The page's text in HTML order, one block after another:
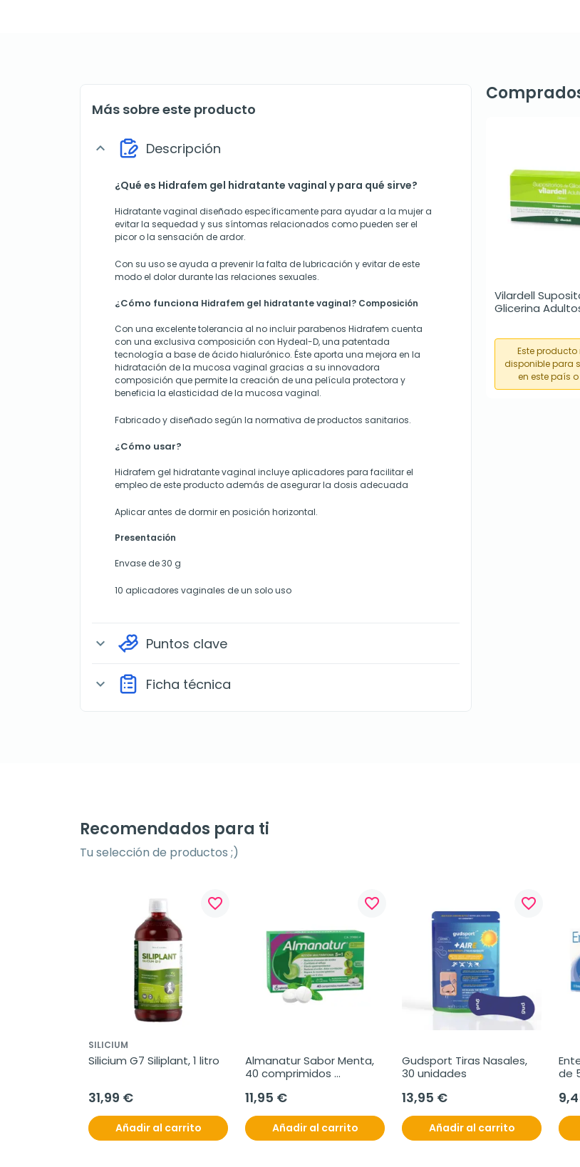
Más sobre este producto
expand_more Descripción
¿Qué es Hidrafem gel hidratante vaginal y para qué sirve?
Hidratante vaginal diseñado específicamente para ayudar a la mujer a
evitar la sequedad y sus síntomas relacionados como pueden ser el
picor o la sensación de ardor.
Con su uso se ayuda a prevenir la falta de lubricación y evitar de este
modo el dolor durante las relaciones sexuales.
¿Cómo funciona Hidrafem gel hidratante vaginal? Composición
Con una excelente tolerancia al no incluir parabenos Hidrafem cuenta
con una exclusiva composición con Hydeal-D, una patentada
tecnología a base de ácido hialurónico. Éste aporta una mejora en la
hidratación de la mucosa vaginal gracias a su innovadora
composición que permite la creación de una película protectora y
beneficia la elasticidad de la mucosa vaginal.
Fabricado y diseñado según la normativa de productos sanitarios.
¿Cómo usar?
Hidrafem gel hidratante vaginal incluye aplicadores para facilitar el
empleo de este producto además de asegurar la dosis adecuada
Aplicar antes de dormir en posición horizontal.
Presentación
Envase de 30 g
10 aplicadores vaginales de un solo uso
expand_more Puntos clave
expand_more Ficha técnica
Vilardell
Glicerina
Este producto
disponible para
en este país
Recomendados para ti
Tu selección de productos ;)
favorite_border
SILICIUM
Silicium G7 Siliplant, 1 litro
31,99 €
Añadir al carrito
favorite_border
Almanatur Sabor Menta,
40 comprimidos
11,95 €
Añadir al carrito
favorite_border
Gudsport Tiras Nasales,
30 unidades
13,95 €
Añadir al carrito
de